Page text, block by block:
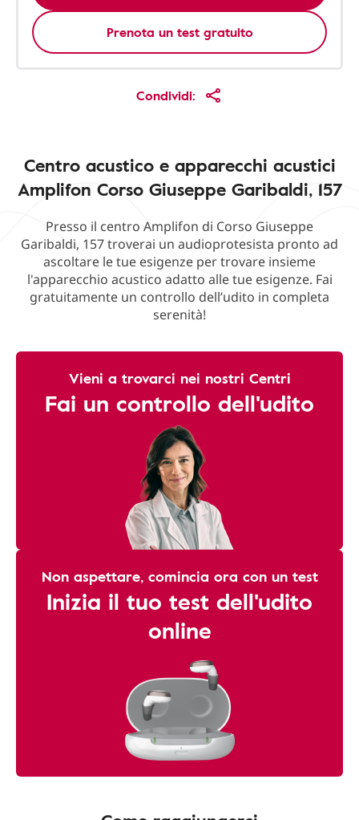
Prenota un test gratuito
Condividi:
Centro acustico e apparecchi acustici
Amplifon Corso Giuseppe Garibaldi, 157
Presso il centro Amplifon di Corso Giuseppe
Garibaldi, 157 troverai un audioprotesista pronto ad
ascoltare le tue esigenze per trovare insieme
l'apparecchio acustico adatto alle tue esigenze. Fai
gratuitamente un controllo dell’udito in completa
serenità!
Vieni a trovarci nei nostri Centri
Fai un controllo dell'udito
Non aspettare, comincia ora con un test
Inizia il tuo test dell'udito
online